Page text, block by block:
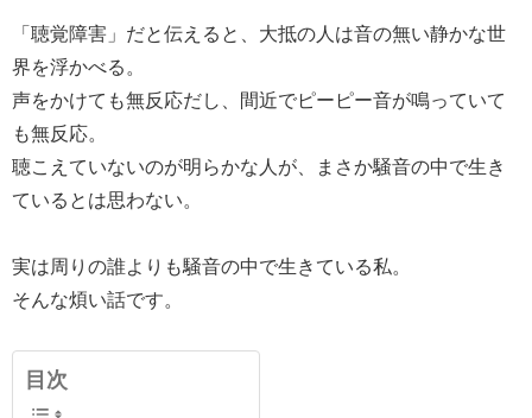
「聴覚障害」だと伝えると、大抵の人は音の無い静かな世
界を浮かべる。
声をかけても無反応だし、間近でピーピー音が鳴っていて
も無反応。
聴こえていないのが明らかな人が、まさか騒音の中で生き
ているとは思わない。
実は周りの誰よりも騒音の中で生きている私。
そんな煩い話です。
目次